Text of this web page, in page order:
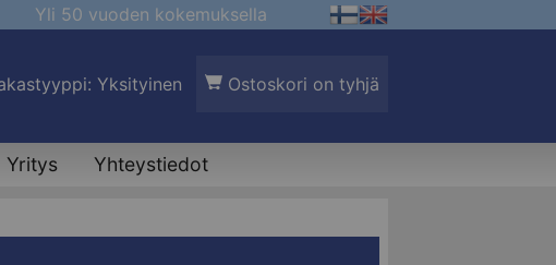
Yli 50 vuoden kokemuksella
Yksityinen Ostoskori on tyhjä
Yritys Yhteystiedot